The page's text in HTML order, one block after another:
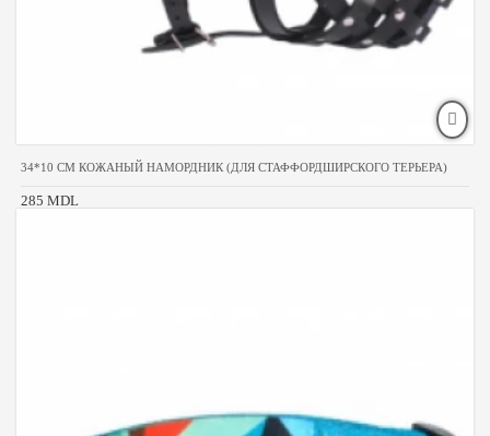
34*10 CM КОЖАНЫЙ НАМОРДНИК (ДЛЯ СТАФФОРДШИРСКОГО ТЕРЬЕРА)
285 MDL